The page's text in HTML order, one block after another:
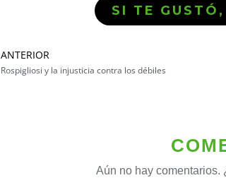
SI TE
ANTERIOR
Rospigliosi y la injusticia contra los débiles
Aún no hay comentarios.